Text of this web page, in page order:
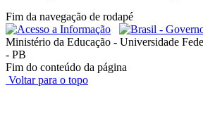
Fim da navegação de rodapé
Ministério da Educação - Universidade
- PB
Fim do conteúdo da página
Voltar para o topo